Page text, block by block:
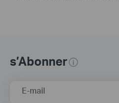
s’Abonner
E-mail